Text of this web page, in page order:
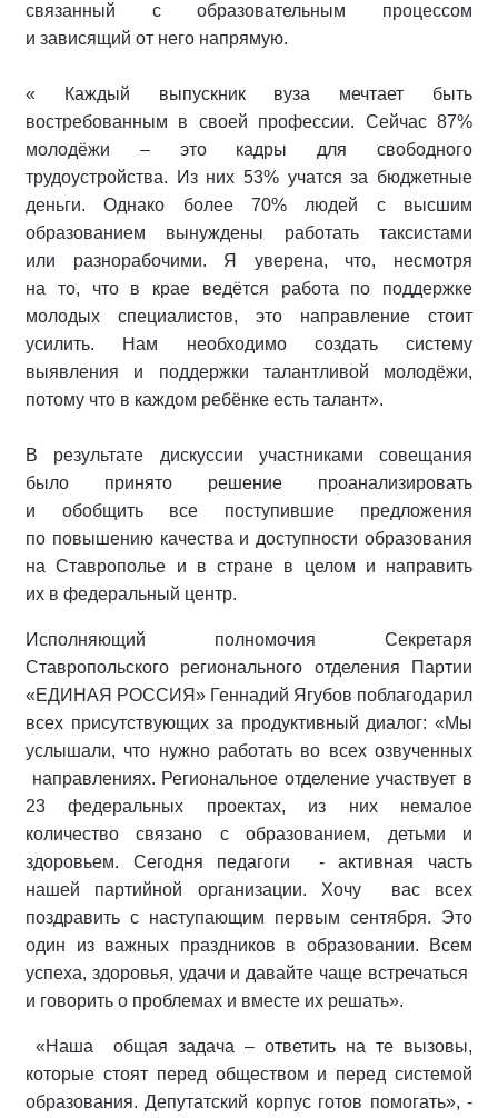
связанный с образовательным процессом
и зависящий от него напрямую.
« Каждый выпускник вуза мечтает быть
востребованным в своей профессии. Сейчас 87%
молодёжи – это кадры для свободного
трудоустройства. Из них 53% учатся за бюджетные
деньги. Однако более 70% людей с высшим
образованием вынуждены работать таксистами
или разнорабочими. Я уверена, что, несмотря
на то, что в крае ведётся работа по поддержке
молодых специалистов, это направление стоит
усилить. Нам необходимо создать систему
выявления и поддержки талантливой молодёжи,
потому что в каждом ребёнке есть талант».
В результате дискуссии участниками совещания
было принято решение проанализировать
и обобщить все поступившие предложения
по повышению качества и доступности образования
на Ставрополье и в стране в целом и направить
их в федеральный центр.
Исполняющий полномочия Секретаря
Ставропольского регионального отделения Партии
«ЕДИНАЯ РОССИЯ» Геннадий Ягубов поблагодарил
всех присутствующих за продуктивный диалог: «Мы
услышали, что нужно работать во всех озвученных
направлениях. Региональное отделение участвует в
23 федеральных проектах, из них немалое
количество связано с образованием, детьми и
здоровьем. Сегодня педагоги - активная часть
нашей партийной организации. Хочу вас всех
поздравить с наступающим первым сентября. Это
один из важных праздников в образовании. Всем
успеха, здоровья, удачи и давайте чаще встречаться
и говорить о проблемах и вместе их решать».
«Наша общая задача – ответить на те вызовы,
которые стоят перед обществом и перед системой
образования. Депутатский корпус готов помогать», -